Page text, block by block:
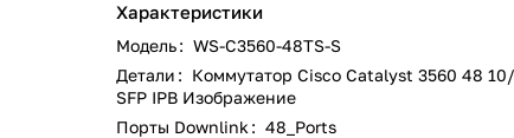
Характеристики
Модель: WS-C3560-48TS-S
Детали: Коммутатор Cisco Catalyst 3560 48
SFP IPB Изображение
Порты Downlink: 48_Ports